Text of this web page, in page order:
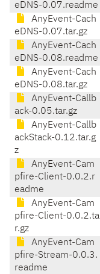
eDNS-0.07.readme
AnyEvent-Cach
eDNS-0.07.tar.gz
AnyEvent-Cach
eDNS-0.08.readme
AnyEvent-Cach
eDNS-0.08.tar.gz
AnyEvent-Callb
ack-0.05.tar.gz
AnyEvent-Callb
ackStack-0.12.tar.g
z
AnyEvent-Cam
pfire-Client-0.0.2.r
eadme
AnyEvent-Cam
pfire-Client-0.0.2.ta
r.gz
AnyEvent-Cam
pfire-Stream-0.0.3.
readme